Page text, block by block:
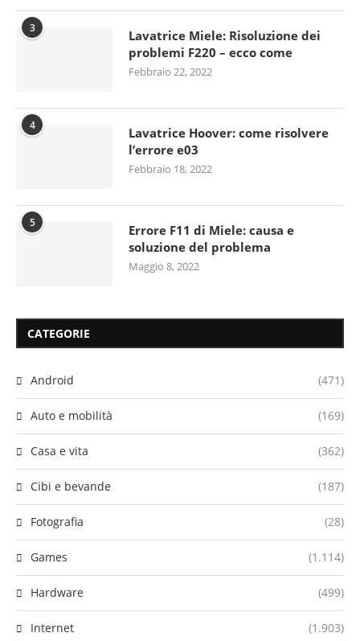
3
Lavatrice Miele: Risoluzione dei
problemi F220 – ecco come
Febbraio 22, 2022
4
Lavatrice Hoover: come risolvere
l’errore e03
Febbraio 18, 2022
5
Errore F11 di Miele: causa e
soluzione del problema
Maggio 8, 2022
CATEGORIE
Android (471)
Auto e mobilità (169)
Casa e vita (362)
Cibi e bevande (187)
Fotografia (28)
Games (1.114)
Hardware (499)
Internet (1.903)